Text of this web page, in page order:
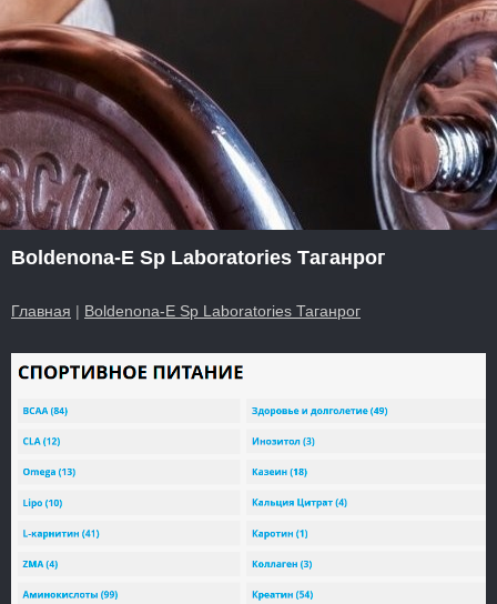
Boldenona-E Sp Laboratories Таганрог
Главная | Boldenona-E Sp Laboratories Таганрог